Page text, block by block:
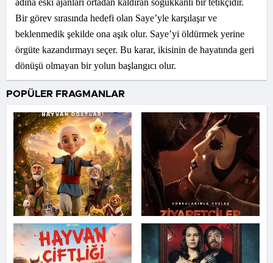
adına eski ajanları ortadan kaldıran soğukkanlı bir tetikçidir.
Bir görev sırasında hedefi olan Saye’yle karşılaşır ve
beklenmedik şekilde ona aşık olur. Saye’yi öldürmek yerine
örgüte kazandırmayı seçer. Bu karar, ikisinin de hayatında geri
dönüşü olmayan bir yolun başlangıcı olur.
POPÜLER FRAGMANLAR